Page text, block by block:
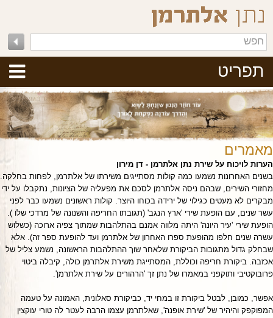
תפריט
מאמרים
הערות לויכוח על שירת נתן אלתרמן - דן מירון
בשנים האחרונות נשמעו כמה קולות מסתייגים משירתו של אלתרמן, לפחות בחלקה.
מחזורי השירים, שבהם ניסה אלתרמן לסכם את מפעליה של הציונות, נתקבלו על ידי
מבקרים לא מעטים כגילוי של ירידה בכוחו היוצר. קולות ראשונים נשמעו כבר לפני
עשר שנים, עם הופעת שירי 'ארץ הנגב' (תגובתו החריפה והשנונה של מרדכי שלו ).
הופעת שירי 'עיר היונה' היתה מלווה אמנם בהתלהבות שמתוך צפיה ארוכה (כשלוש
עשרה שנים חלפו מהופעת ספרו האחרון של אלתרמן ועד להופעת ספר זה). אלא
שבחלק גדול מתגובות הביקורת שלאחר שוך ההתלהבות הראשונה, נשמע צליל של
אכזבה. ביקורת חריפה וכוללת, המסתייגת משירת אלתרמן כולה, קיבלה ביטוי
פרובוקטיבי ותוקפני במאמרו של נתן זך 'הרהורים על שירת אלתרמן'.
אפשר, כמובן, לבטל ביקורת זו במחי יד, כביקורת סאלונית, האמונה על טעמה
המפוקפק והיהיר של 'שירת אופנה', שאלתרמן עצמו הרבה לעטר לה טורי עוקצין